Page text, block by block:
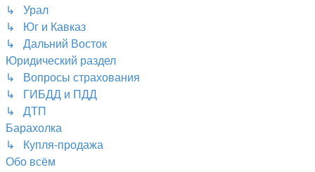
↳ Урал
↳ Юг и Кавказ
↳ Дальний Восток
Юридический раздел
↳ Вопросы страхования
↳ ГИБДД и ПДД
↳ ДТП
Барахолка
↳ Купля-продажа
Обо всём